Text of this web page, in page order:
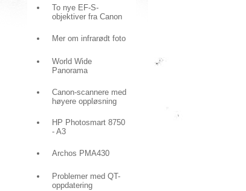
To nye EF-S-
objektiver fra Canon
Mer om infrarødt foto
World Wide
Panorama
Canon-scannere med
høyere oppløsning
HP Photosmart 8750
- A3
Archos PMA430
Problemer med QT-
oppdatering